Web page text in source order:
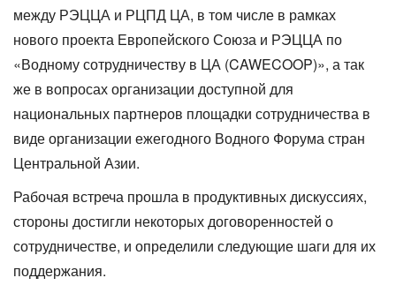
между РЭЦЦА и РЦПД ЦА, в том числе в рамках
нового проекта Европейского Союза и РЭЦЦА по
«Водному сотрудничеству в ЦА (CAWECOOP)», а так
же в вопросах организации доступной для
национальных партнеров площадки сотрудничества в
виде организации ежегодного Водного Форума стран
Центральной Азии.
Рабочая встреча прошла в продуктивных дискуссиях,
стороны достигли некоторых договоренностей о
сотрудничестве, и определили следующие шаги для их
поддержания.